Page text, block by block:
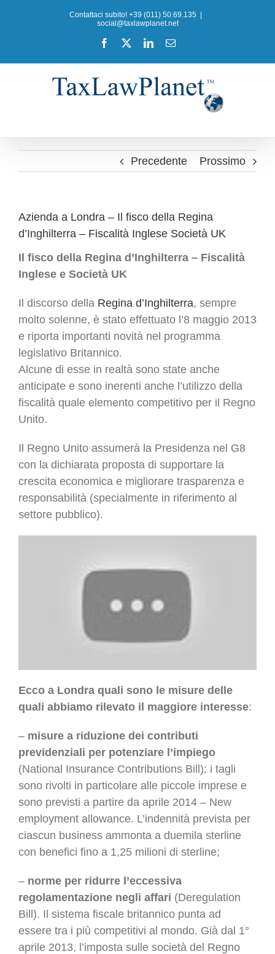
Contattaci subito! +39 (011) 50.69.135
social@taxlawplanet.net
Facebook LinkedInEmail
Precedente Prossimo
Azienda a Londra – Il fisco della Regina
d’Inghilterra – Fiscalità Inglese Società UK
Il fisco della Regina d’Inghilterra – Fiscalità
Inglese e Società UK
Il discorso della Regina d’Inghilterra, sempre
molto solenne, è stato effettuato l’8 maggio 2013
e riporta importanti novità nel programma
legislativo Britannico.
Alcune di esse in realtà sono state anche
anticipate e sono inerenti anche l’utilizzo della
fiscalità quale elemento competitivo per il Regno
Unito.
Il Regno Unito assumerà la Presidenza nel G8
con la dichiarata proposta di supportare la
crescita economica e migliorare trasparenza e
responsabilità (specialmente in riferimento al
settore pubblico).
Ecco a Londra quali sono le misure delle
quali abbiamo rilevato il maggiore interesse:
– misure a riduzione dei contributi
previdenziali per potenziare l’impiego
(National Insurance Contributions Bill): i tagli
sono rivolti in particolare alle piccole imprese e
sono previsti a partire da aprile 2014 – New
employment allowance. L’indennità prevista per
ciascun business ammonta a duemila sterline
con benefici fino a 1,25 milioni di sterline;
– norme per ridurre l’eccessiva
regolamentazione negli affari (Deregulation
Bill). Il sistema fiscale britannico punta ad
essere tra i più competitivi al mondo. Già dal 1°
aprile 2013, l’imposta sulle società del Regno